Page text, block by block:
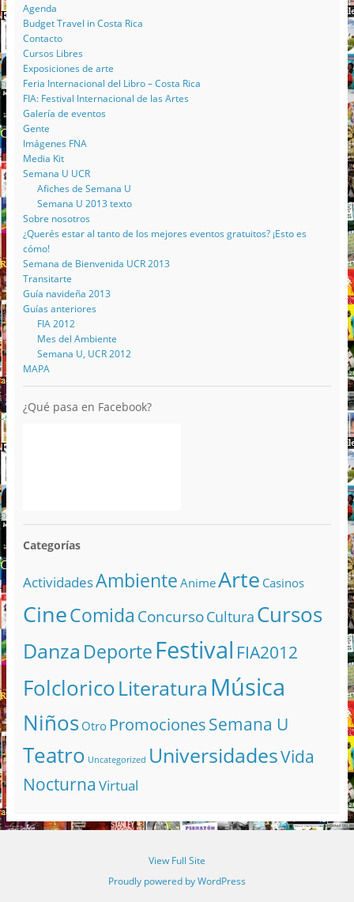
Agenda
Budget Travel in Costa Rica
Contacto
Cursos Libres
Exposiciones de arte
Feria Internacional del Libro – Costa Rica
FIA: Festival Internacional de las Artes
Galería de eventos
Gente
Imágenes FNA
Media Kit
Semana U UCR
Afiches de Semana U
Semana U 2013 texto
Sobre nosotros
¿Querés estar al tanto de los mejores eventos gratuitos? ¡Esto es
cómo!
Semana de Bienvenida UCR 2013
Transitarte
Guía navideña 2013
Guías anteriores
FIA 2012
Mes del Ambiente
Semana U, UCR 2012
MAPA
¿Qué pasa en Facebook?
Categorías
ActividadesAmbiente AnimeArte Casinos
CineComida ConcursoCultura Cursos
Danza DeporteFestival FIA2012
FolcloricoLiteratura Música
Niños Otro PromocionesSemana U
Teatro Uncategorized UniversidadesVida
Nocturna Virtual
View Full Site
Proudly powered by WordPress